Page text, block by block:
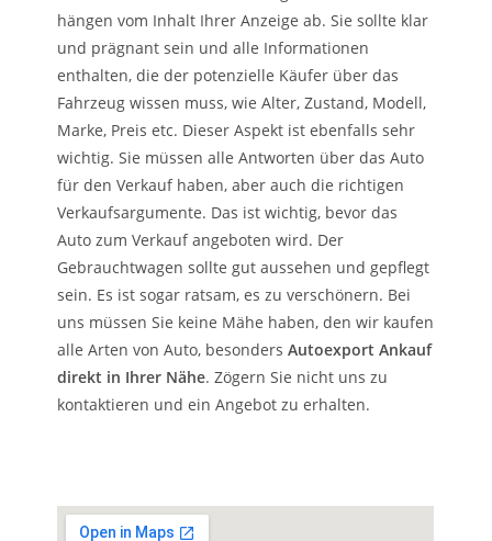
hängen vom Inhalt Ihrer Anzeige ab. Sie sollte klar
und prägnant sein und alle Informationen
enthalten, die der potenzielle Käufer über das
Fahrzeug wissen muss, wie Alter, Zustand, Modell,
Marke, Preis etc. Dieser Aspekt ist ebenfalls sehr
wichtig. Sie müssen alle Antworten über das Auto
für den Verkauf haben, aber auch die richtigen
Verkaufsargumente. Das ist wichtig, bevor das
Auto zum Verkauf angeboten wird. Der
Gebrauchtwagen sollte gut aussehen und gepflegt
sein. Es ist sogar ratsam, es zu verschönern. Bei
uns müssen Sie keine Mähe haben, den wir kaufen
alle Arten von Auto, besondersAutoexport Ankauf
direkt in Ihrer Nähe. Zögern Sie nicht uns zu
kontaktieren und ein Angebot zu erhalten.